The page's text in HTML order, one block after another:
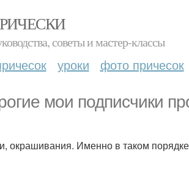
советы и мастер-классы
уроки фото причесок
мои подписчики
окрашивания. Именно в таком